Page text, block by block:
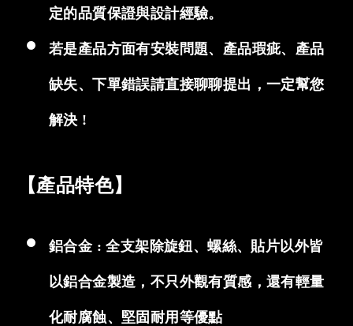
定的品質保證與設計經驗。
若是產品方面有安裝問題、產品瑕疵、產品
缺失、下單錯誤請直接聊聊提出，一定幫您
解決 !
【產品特色】
鋁合金 : 全支架除旋鈕、螺絲、貼片以外皆
以鋁合金製造，不只外觀有質感，還有輕量
化耐腐蝕、堅固耐用等優點